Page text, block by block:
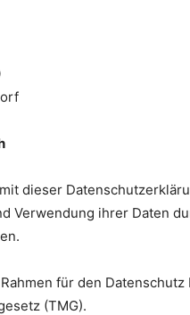
dieser
Verwendung ihrer Daten
für den
(TMG).